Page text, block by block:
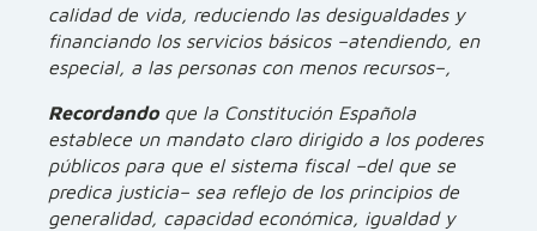
calidad de vida, reduciendo las desigualdades y
financiando los servicios básicos –atendiendo, en
especial, a las personas con menos recursos–,
Recordandoque la Constitución Española
establece un mandato claro dirigido a los poderes
públicos para que el sistema fiscal –del que se
predica justicia– sea reflejo de los principios de
generalidad, capacidad económica, igualdad y